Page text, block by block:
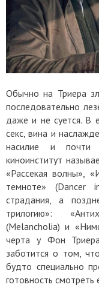
Обычно на Триера
последовательно
даже и не суется. В
секс, вина и
насилие и почти
киноинститут
«Рассекая волны»,
темноте» (Dancer
страдания, а
трилогию»:
(Melancholia) и
черта у Фон
заботится о том,
будто специально
готовность смотреть